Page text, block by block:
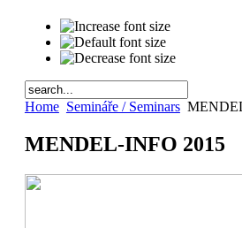
Home Semináře / Seminars
MENDEL-INFO 2015